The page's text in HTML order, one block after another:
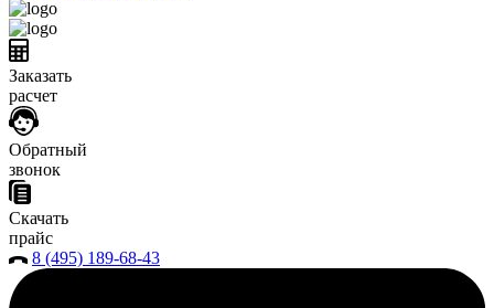
Заказать
расчет
Обратный
звонок
Скачать
прайс
8 (495) 189-68-43